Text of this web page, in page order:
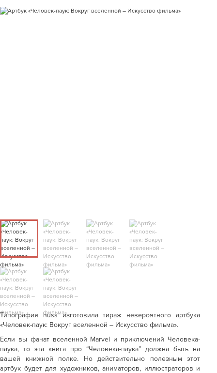
Типография huss изготовила тираж невероятного артбука
«Человек-паук: Вокруг вселенной – Искусство фильма».
Если вы фанат вселенной Marvel и приключений Человека-
паука, то эта книга про “Человека-паука” должна быть на
вашей книжной полке. Но действительно полезным этот
артбук будет для художников, аниматоров, иллюстраторов и